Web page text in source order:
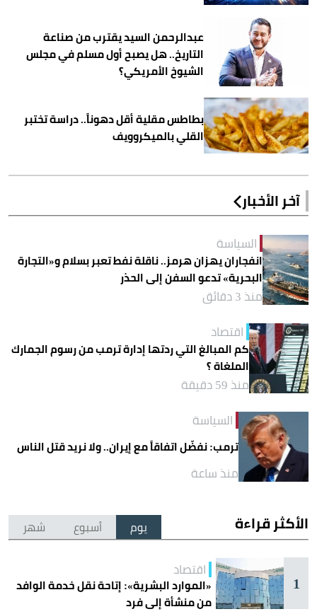
عبدالرحمن السيد يقترب من صناعة
التاريخ.. هل يصبح أول مسلم في مجلس
الشيوخ الأمريكي؟
بطاطس مقلية أقل دهوناً.. دراسة تختبر
القلي بالميكروويف
آخر الأخبار
السياسة
انفجاران يهزان هرمز.. ناقلة نفط تعبر بسلام و«التجارة
البحرية» تدعو السفن إلى الحذر
منذ 3 دقائق
اقتصاد
كم المبالغ التي ردتها إدارة ترمب من رسوم الجمارك
الملغاة ؟
منذ 59 دقيقة
السياسة
ترمب: نفضّل اتفاقاً مع إيران.. ولا نريد قتل الناس
منذ ساعة
الأكثر قراءة يوم أسبوع شهر
1
اقتصاد
«الموارد البشرية»: إتاحة نقل خدمة الوافد
من منشأة إلى فرد